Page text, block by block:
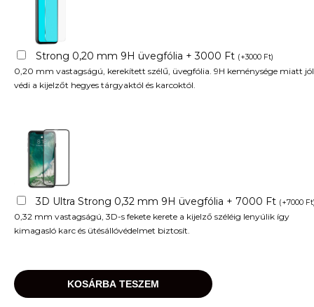
Strong 0,20 mm 9H üvegfólia + 3000 Ft (+3000 Ft)
0,20 mm vastagságú, kerekített szélű, üvegfólia. 9H keménysége miatt jól
védi a kijelzőt hegyes tárgyaktól és karcoktól.
3D Ultra Strong 0,32 mm 9H üvegfólia + 7000 Ft (+7000 Ft
0,32 mm vastagságú, 3D-s fekete kerete a kijelző széléig lenyúlik így
kimagasló karc és ütésállóvédelmet biztosít.
KOSÁRBA TESZEM